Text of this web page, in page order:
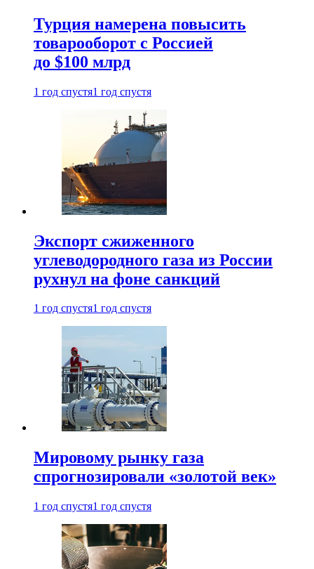
Турция намерена повысить
товарооборот с Россией
до $100 млрд
1 год спустя1 год спустя
Экспорт сжиженного
углеводородного газа из России
рухнул на фоне санкций
1 год спустя1 год спустя
Мировому рынку газа
спрогнозировали «золотой век»
1 год спустя1 год спустя